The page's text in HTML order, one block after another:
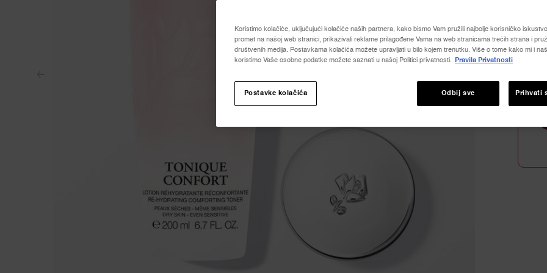
za
−
Količina
Koristimo kolačiće, uključujući kolačiće naših partnera, kako bismo Vam pružili najbolje korisničko
promet na našoj web stranici, prikazivali reklame prilagođene Vama na web stranicama trećih strana i
društvenih medija. Postavkama kolačića možete upravljati u bilo kojem trenutku. Više o tome kako mi i
koristimo Vaše osobne podatke možete saznati u našoj Politici privatnosti.
Pravila Privatnosti
Odbij sve Prihvati
Postavke kolačića